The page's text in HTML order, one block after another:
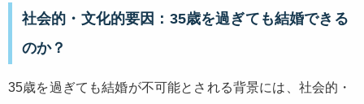
社会的・文化的要因：35歳を過ぎても結婚できる
のか？
35歳を過ぎても結婚が不可能とされる背景には、社会的・